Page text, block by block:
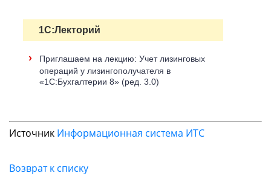
1С:Лекторий
›
Приглашаем на лекцию: Учет лизинговых
операций у лизингополучателя в
«1С:Бухгалтерии 8» (ред. 3.0)
Источник Информационная система ИТС
Возврат к списку